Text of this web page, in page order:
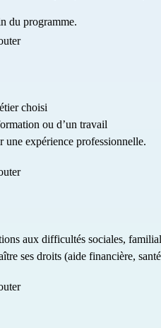
du programme.
choisi
ou d’un travail
une expérience professionnelle.
aux difficultés sociales,
ses droits (aide financière,